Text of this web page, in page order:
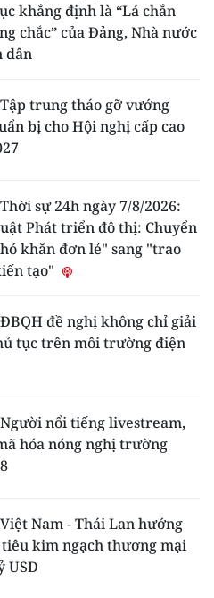
và Tây
Minh
khẳng định là “Lá chắn
chắc” của Đảng, Nhà nước
dân
trung tháo gỡ vướng
bị cho Hội nghị cấp cao
sự 24h ngày 7/8/2026:
Phát triển đô thị: Chuyển
khăn đơn lẻ" sang "trao
tạo"
đề nghị không chỉ giải
tục trên môi trường điện
nổi tiếng livestream,
hóa nóng nghị trường
Nam - Thái Lan hướng
kim ngạch thương mại
USD